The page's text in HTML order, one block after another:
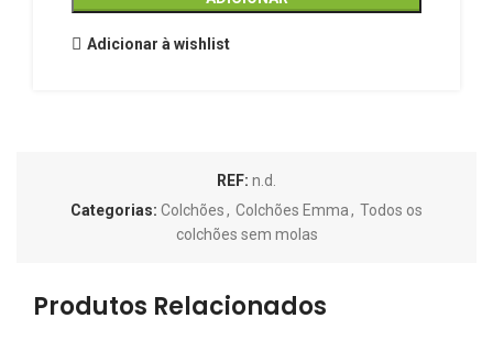
Adicionar à wishlist
REF: n.d.
Categorias: Colchões, Colchões Emma, Todos os
colchões sem molas
Produtos Relacionados